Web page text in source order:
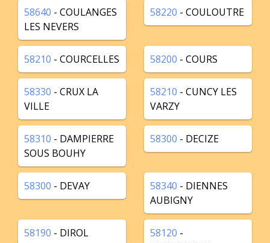
58640 - COULANGES
LES NEVERS
58220 - COULOUTRE
58210 - COURCELLES 58200 - COURS
58330 - CRUX LA
VILLE
58210 - CUNCY LES
VARZY
58310 - DAMPIERRE
SOUS BOUHY
58300 - DECIZE
58300 - DEVAY 58340 - DIENNES
AUBIGNY
58190 - DIROL 58120 -